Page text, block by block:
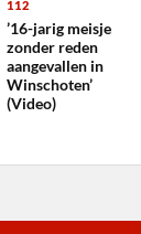
112
’16-jarig meisje
zonder reden
aangevallen in
Winschoten’
(Video)